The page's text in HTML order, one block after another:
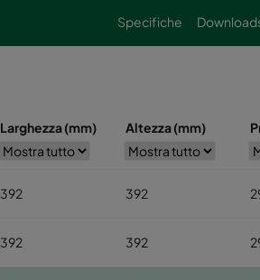
Specifiche
Larghezza (mm) Altezza (mm)
392 392
392 392